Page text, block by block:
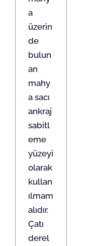
a
üzerin
de
bulun
an
mahy
a sacı
ankraj
sabitl
eme
yüzeyi
olarak
kullan
ılmam
alıdır.
Çatı
derel